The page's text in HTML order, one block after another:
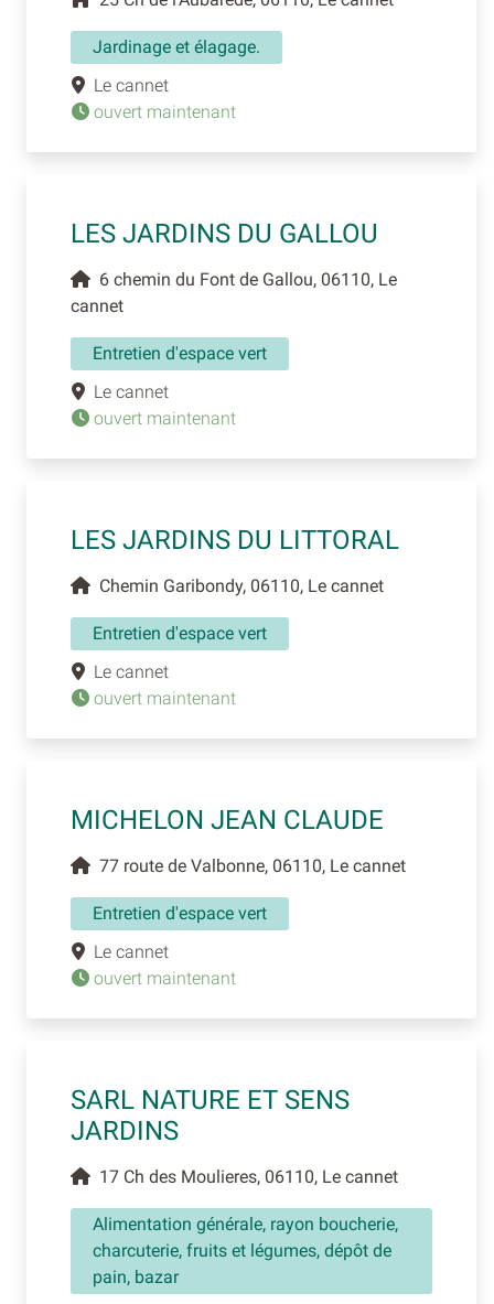
Jardinage et élagage.
Le cannet
ouvert maintenant
LES JARDINS DU GALLOU
6 chemin du Font de Gallou, 06110, Le
cannet
Entretien d'espace vert
Le cannet
ouvert maintenant
LES JARDINS DU LITTORAL
Chemin Garibondy, 06110, Le cannet
Entretien d'espace vert
Le cannet
ouvert maintenant
MICHELON JEAN CLAUDE
77 route de Valbonne, 06110, Le cannet
Entretien d'espace vert
Le cannet
ouvert maintenant
SARL NATURE ET SENS
JARDINS
17 Ch des Moulieres, 06110, Le cannet
Alimentation générale, rayon boucherie,
charcuterie, fruits et légumes, dépôt de
pain, bazar